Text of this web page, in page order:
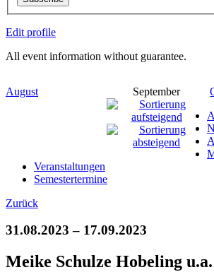
Edit profile
All event information without guarantee.
August September
Veranstaltungen
Semestertermine
Zurück
31.08.2023 – 17.09.2023
Meike Schulze Hobeling